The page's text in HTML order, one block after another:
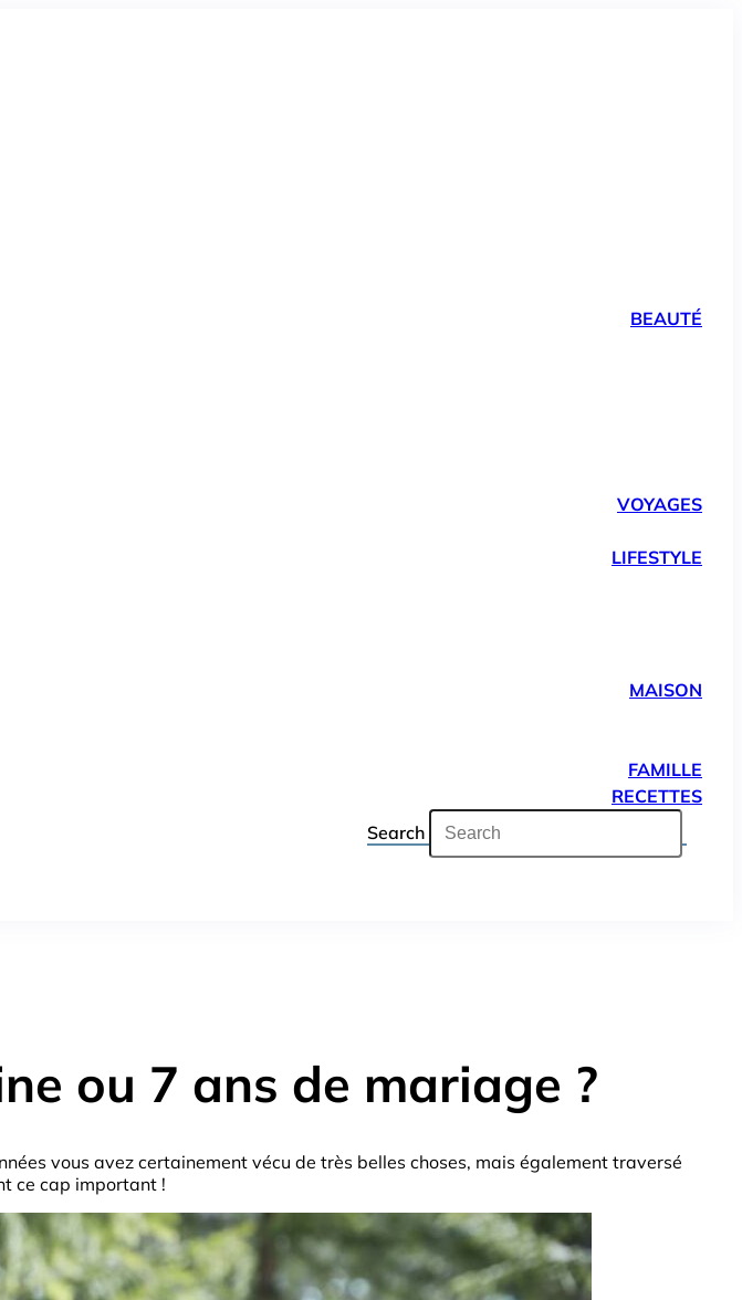
BEAUTÉ
VOYAGES
LIFESTYLE
MAISON
FAMILLE
RECETTES
Search
ou 7 ans de mariage ?
vous avez certainement vécu de très belles choses, mais également traversé
ce cap important !